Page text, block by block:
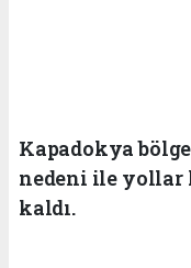
Kapadokya
nedeni ile yollar
kaldı.